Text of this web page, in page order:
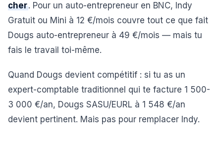
cher. Pour un auto-entrepreneur en BNC, Indy
Gratuit ou Mini à 12 €/mois couvre tout ce que fait
Dougs auto-entrepreneur à 49 €/mois — mais tu
fais le travail toi-même.
Quand Dougs devient compétitif : si tu as un
expert-comptable traditionnel qui te facture 1 500-
3 000 €/an, Dougs SASU/EURL à 1 548 €/an
devient pertinent. Mais pas pour remplacer Indy.